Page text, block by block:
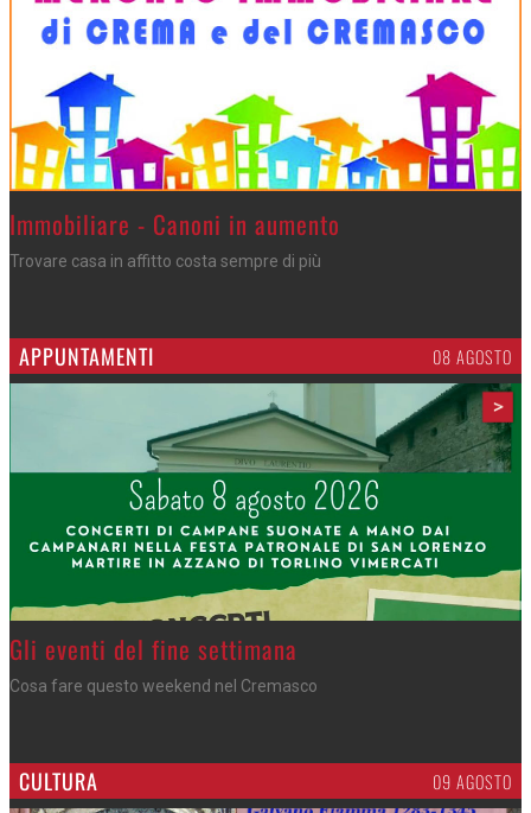
>Immobiliare - Canoni in aumento
Trovare casa in affitto costa sempre di più
APPUNTAMENTI 06 AGOSTO
>
Azzano - Cena in piazza
Sagra di San Lorenzo, con don Lorenzo
CULTURA 09 AGOSTO